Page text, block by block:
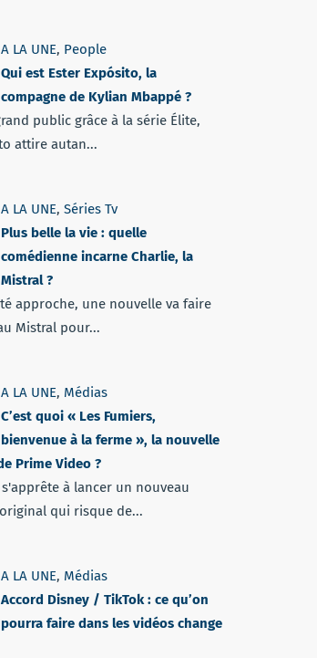
A LA UNE, People
Qui est Ester Expósito, la
compagne de Kylian Mbappé ?
public grâce à la série Élite,
attire autan...
A LA UNE, Séries Tv
Plus belle la vie : quelle
comédienne incarne Charlie, la
?
approche, une nouvelle va faire
Mistral pour...
A LA UNE, Médias
C’est quoi « Les Fumiers,
bienvenue à la ferme », la nouvelle
Prime Video ?
à lancer un nouveau
qui risque de...
A LA UNE, Médias
Accord Disney / TikTok : ce qu’on
pourra faire dans les vidéos change